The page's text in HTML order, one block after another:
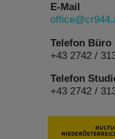
E-Mail
Telefon Büro
+43 2742 /
Telefon
+43 2742 /